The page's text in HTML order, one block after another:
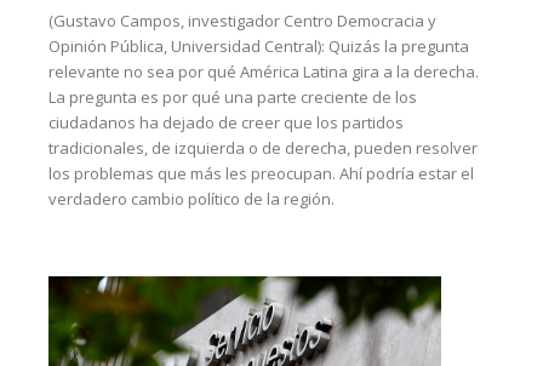
(Gustavo Campos, investigador Centro Democracia y
Opinión Pública, Universidad Central): Quizás la pregunta
relevante no sea por qué América Latina gira a la derecha.
La pregunta es por qué una parte creciente de los
ciudadanos ha dejado de creer que los partidos
tradicionales, de izquierda o de derecha, pueden resolver
los problemas que más les preocupan. Ahí podría estar el
verdadero cambio político de la región.